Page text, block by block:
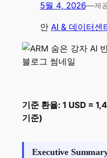
5월 4, 2026—제
안 AI & 데이터센
기준 환율: 1 USD =
기준)
Executive